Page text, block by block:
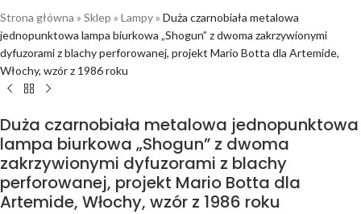
Strona główna » Sklep » Lampy» Duża czarnobiała metalowa
jednopunktowa lampa biurkowa „Shogun” z dwoma zakrzywionymi
dyfuzorami z blachy perforowanej, projekt Mario Botta dla Artemide,
Włochy, wzór z 1986 roku
Duża czarnobiała metalowa jednopunktowa
lampa biurkowa „Shogun” z dwoma
zakrzywionymi dyfuzorami z blachy
perforowanej, projekt Mario Botta dla
Artemide, Włochy, wzór z 1986 roku